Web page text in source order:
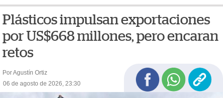
Plásticos impulsan exportaciones
por US$668 millones, pero encaran
retos
Por Agustín Ortiz
06 de agosto de 2026, 23:30